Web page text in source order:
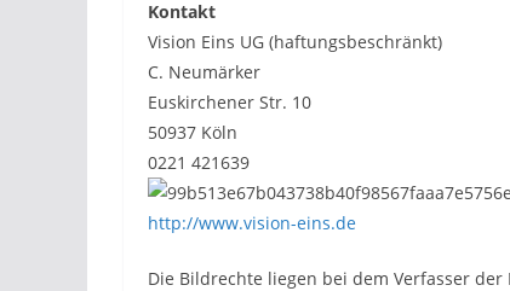
Kontakt
Vision Eins UG (haftungsbeschränkt)
C. Neumärker
Euskirchener Str. 10
50937 Köln
0221 421639
http://www.vision-eins.de
Die Bildrechte liegen bei dem Verfasser